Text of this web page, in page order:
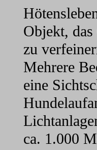
Objekt,
zu
Mehrere
eine
ca. 1.000